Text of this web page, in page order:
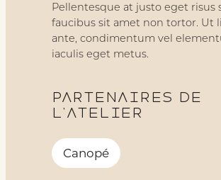
Pellentesque at justo eget risus
faucibus sit amet non tortor. Ut
ante, condimentum vel
iaculis eget metus.
Partenaires de
l’atelier
Canopé